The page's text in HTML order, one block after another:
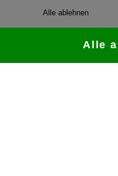
Alle ablehnen
Alle